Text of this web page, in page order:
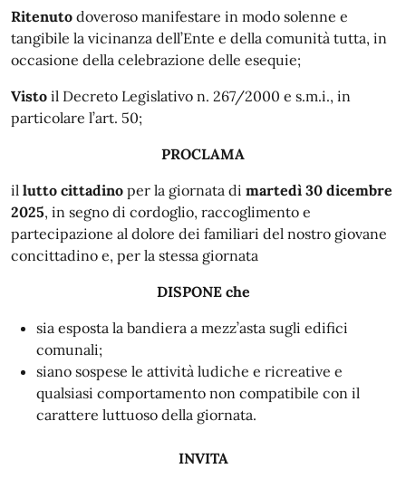
Ritenuto doveroso manifestare in modo solenne e
tangibile la vicinanza dell’Ente e della comunità tutta, in
occasione della celebrazione delle esequie;
Visto il Decreto Legislativo n. 267/2000 e s.m.i., in
particolare l’art. 50;
PROCLAMA
il lutto cittadino per la giornata di martedì 30 dicembre
2025, in segno di cordoglio, raccoglimento e
partecipazione al dolore dei familiari del nostro giovane
concittadino e, per la stessa giornata
DISPONE che
sia esposta la bandiera a mezz’asta sugli edifici
comunali;
siano sospese le attività ludiche e ricreative e
qualsiasi comportamento non compatibile con il
carattere luttuoso della giornata.
INVITA